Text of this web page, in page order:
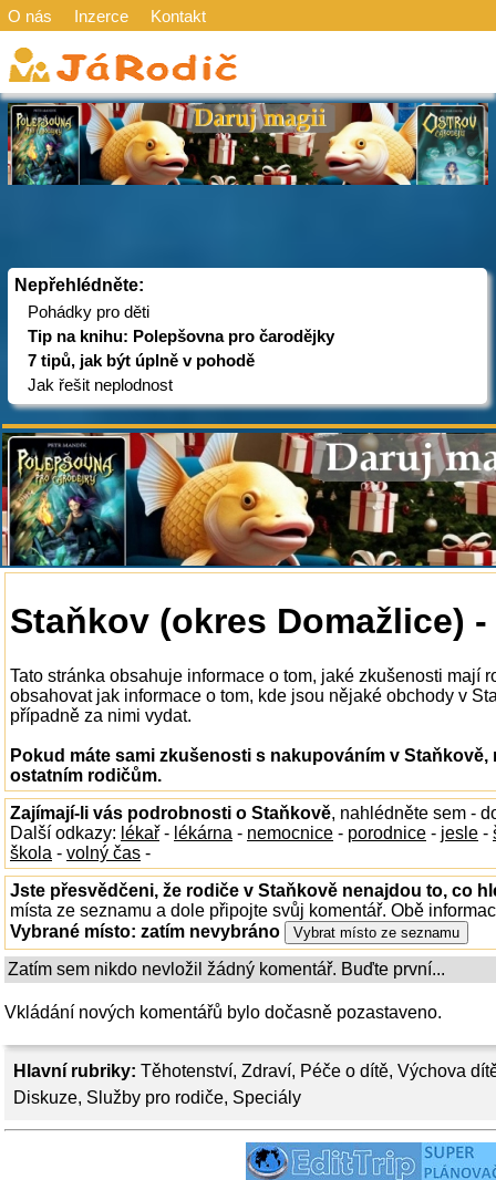
O nás Inzerce Kontakt
Nepřehlédněte:
Pohádky pro děti
Tip na knihu: Polepšovna pro čarodějky
7 tipů, jak být úplně v pohodě
Jak řešit neplodnost
Hlavní rubriky: Těhotenství, Zdraví, Péče o dítě, Výchova
Diskuze, Služby pro rodiče, Speciály
Staňkov (okres Domažlice)
Tato stránka obsahuje informace o tom, jaké zkušenosti mají
obsahovat jak informace o tom, kde jsou nějaké obchody v
případně za nimi vydat.
Pokud máte sami zkušenosti s nakupováním v
ostatním rodičům.
Zajímají-li vás podrobnosti o Staňkově, nahlédněte sem -
Další odkazy: lékař - lékárna - nemocnice - porodnice - jesle -
škola - volný čas -
Jste přesvědčeni, že rodiče v Staňkově nenajdou to, co
místa ze seznamu a dole připojte svůj komentář. Obě
Vybrané místo: zatím nevybráno
Zatím sem nikdo nevložil žádný komentář. Buďte první...
Vkládání nových komentářů bylo dočasně pozastaveno.